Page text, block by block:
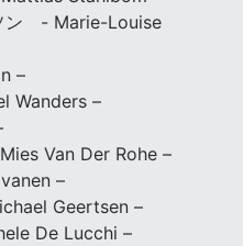
ン - Marie-Louise
–
Wanders –
Van Der Rohe –
–
Geertsen –
De Lucchi –